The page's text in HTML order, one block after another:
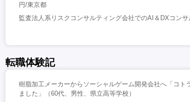
円/東京都
監査法人系リスクコンサルティング会社でのAI＆DXコン
転職体験記
樹脂加工メーカーからソーシャルゲーム開発会社へ「コ
ました」（60代、男性、県立高等学校）